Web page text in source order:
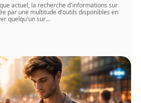
actuel, la recherche d'informations sur
par une multitude d'outils disponibles en
quelqu'un sur…